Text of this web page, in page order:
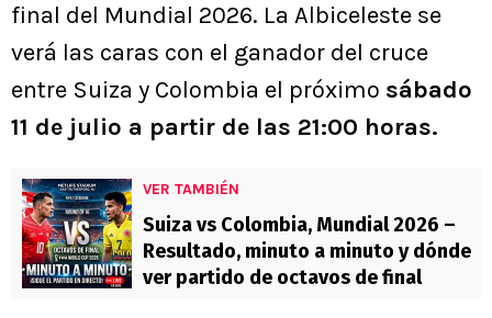
final del Mundial 2026. La Albiceleste se
verá las caras con el ganador del cruce
entre Suiza y Colombia el próximo sábado
11 de julio a partir de las 21:00 horas.
VER TAMBIÉN
Suiza vs Colombia, Mundial 2026 –
Resultado, minuto a minuto y dónde
ver partido de octavos de final